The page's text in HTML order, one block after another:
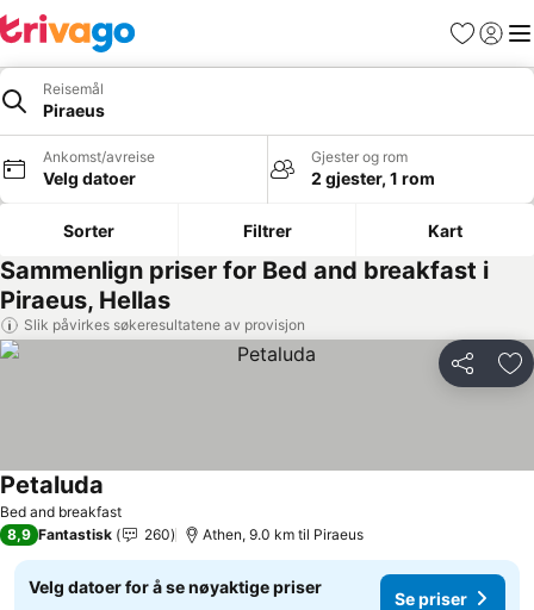
Favoritter
Logg
Reisemål
Piraeus
Ankomst/avreise
Velg datoer
Gjester og rom
2 gjester, 1 rom
Sorter Filtrer Kart
Sammenlign priser for Bed and breakfast i
Piraeus, Hellas
Slik påvirkes søkeresultatene av provisjon
Del
Bed and breakfast
Petaluda
8,9 Fantastisk 260 Athen, 9.0 km til Piraeus
Velg datoer for å se nøyaktige priser
Se priser